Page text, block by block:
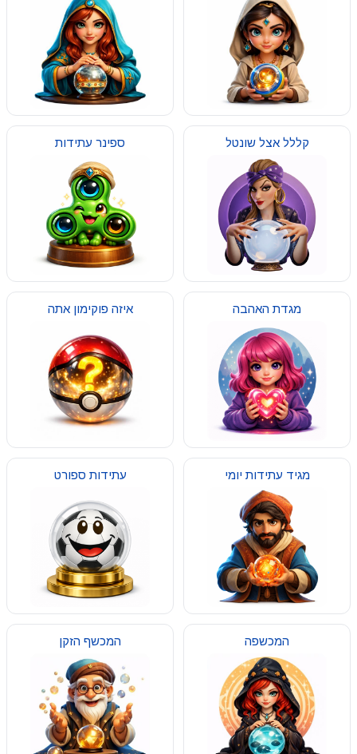
קללל אצל שונטל ספינר עתידות
מגדת האהבה איזה פוקימון אתה
מגיד עתידות יומי עתידות ספורט
המכשפה המכשף הזקן